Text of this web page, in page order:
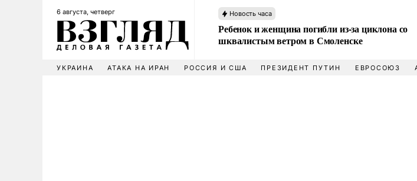
6 августа, четверг Новость часа
Ребенок и женщина погибли из-за циклона со
шквалистым ветром в Смоленске
УКРАИНА АТАКА НА ИРАН РОССИЯ И США ПРЕЗИДЕНТ ПУТИН ЕВРОСОЮЗ